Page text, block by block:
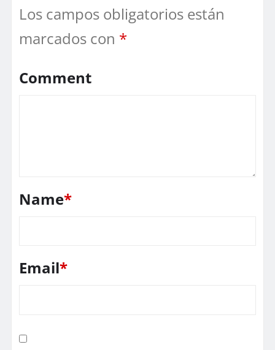
Los campos obligatorios están
marcados con *
Comment
Name*
Email*